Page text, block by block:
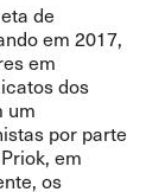
de
em 2017,
em
dos
um
por parte
em
os